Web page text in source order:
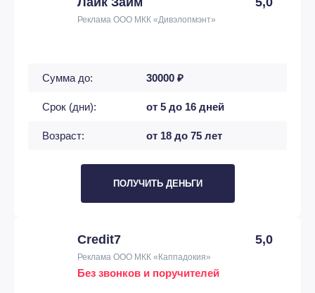
Реклама ООО МКК «Дивэлопмэнт»
Сумма до: 30000 ₽
Срок (дни): от 5 до 16 дней
Возраст: от 18 до 75 лет
ПОЛУЧИТЬ ДЕНЬГИ
Credit7 5,0
Реклама ООО МКК «Каппадокия»
Без звонков и поручителей